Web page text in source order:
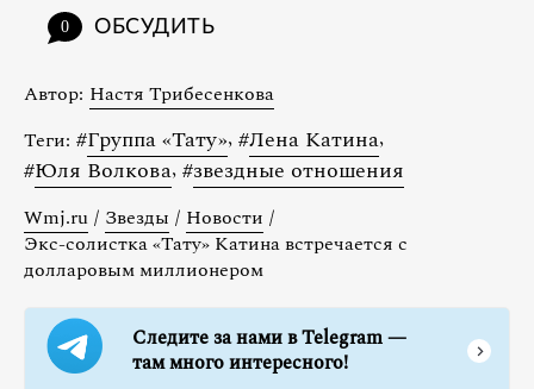
0 ОБСУДИТЬ
Автор: Настя Трибесенкова
Теги: #Группа «Тату», #Лена Катина,
#Юля Волкова, #звездные отношения
Wmj.ru / Звезды / Новости /
Экс-солистка «Тату» Катина встречается с
долларовым миллионером
Следите за нами в Telegram —
там много интересного!